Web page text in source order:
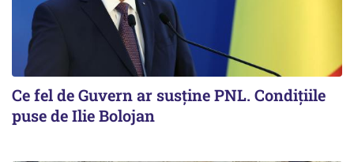
Ce fel de Guvern ar susține PNL. Condițiile
puse de Ilie Bolojan